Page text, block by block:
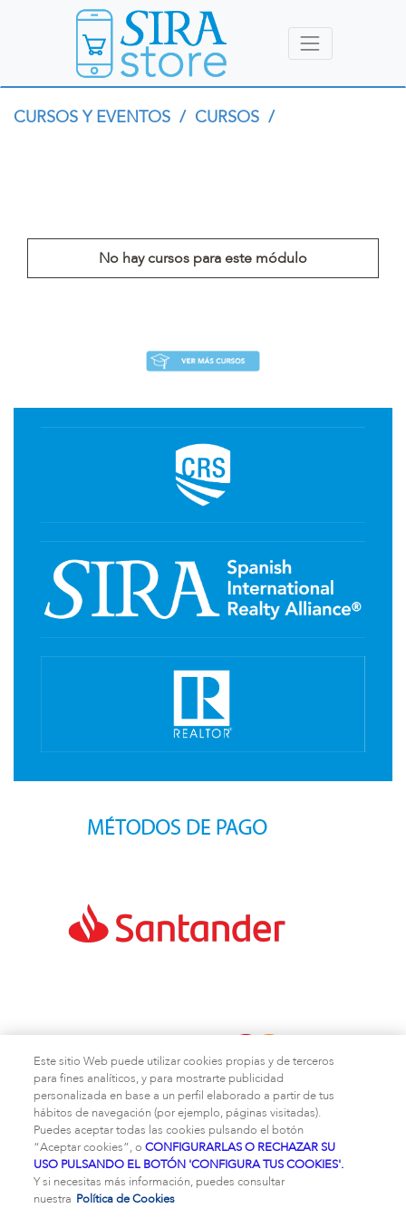
CURSOS Y EVENTOS / CURSOS /
No hay cursos para este módulo
¿Quiénes somos?|Contacto|Aviso legal|Política de
cookies |Política de privacidad|
Condiciones
Este sitio Web puede utilizar cookies propias y de terceros
para fines analíticos, y para mostrarte publicidad
personalizada en base a un perfil elaborado a partir de tus
hábitos de navegación (por ejemplo, páginas visitadas).
Puedes aceptar todas las cookies pulsando el botón
“Aceptar cookies”, oCONFIGURARLAS O RECHAZAR SU
USO PULSANDO EL BOTÓN 'CONFIGURA TUS COOKIES'.
Y si necesitas más información, puedes consultar
nuestra Política de Cookies